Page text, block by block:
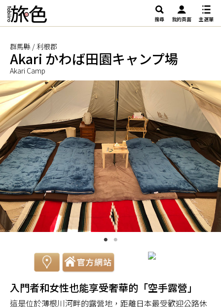
搜尋 我的頁面 主選單
群馬縣 / 利根郡
Akari かわば田園キャンプ場
Akari Camp
入門者和女性也能享受奢華的「空手露營」
這是位於薄根川河畔的露營地，距離日本最受歡迎公路休